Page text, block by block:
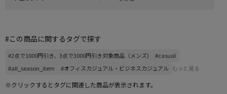
#この商品に関するタグで探す
#2点で1000円引き、3点で3000円引き対象商品（メンズ)
#casual
#all_season_item
#オフィスカジュアル・ビジネスカジュアル もっと見る
※クリックするとタグに関連した商品が表示されます。